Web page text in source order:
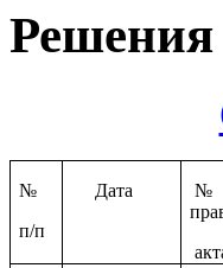
Решения
№
п/п
Дата
№